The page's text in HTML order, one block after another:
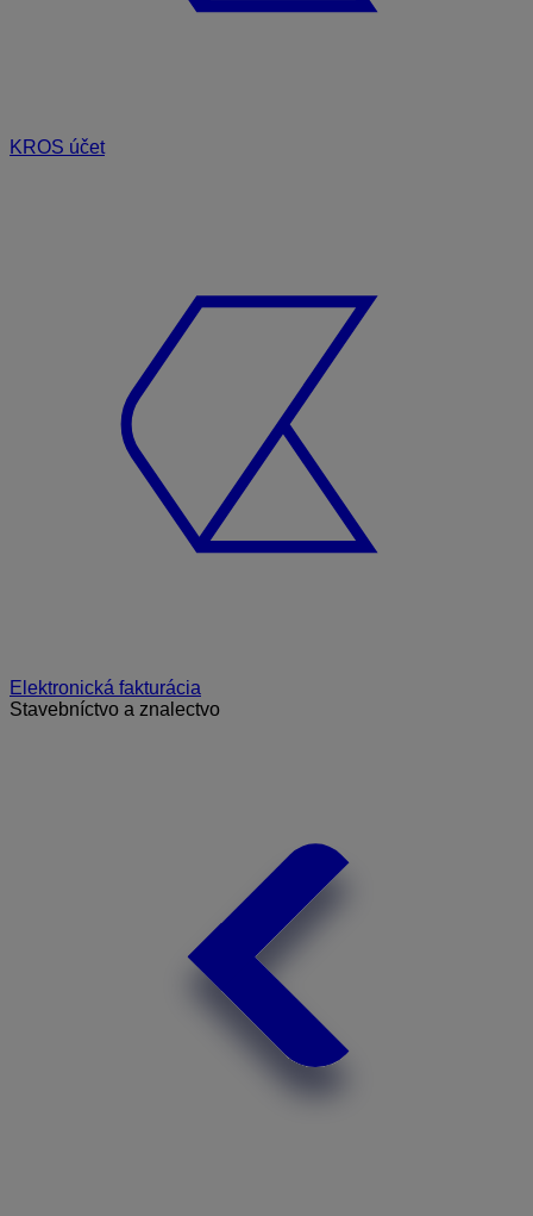
KROS účet
Elektronická fakturácia
Stavebníctvo a znalectvo